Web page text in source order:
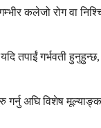
कलेजो रोग वा
तपाईं गर्भवती
गर्नु अघि विशेष